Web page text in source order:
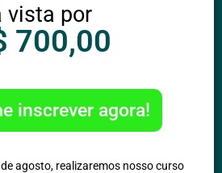
vista por
700,00
inscrever agora!
agosto, realizaremos nosso curso